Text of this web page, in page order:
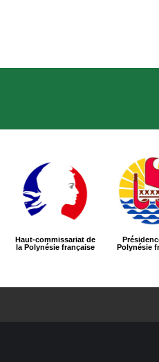
Haut-commissariat de
la Polynésie française
Polynésie